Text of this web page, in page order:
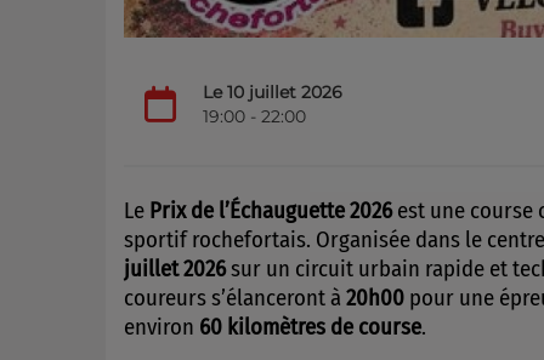
Le 10 juillet 2026
19:00 - 22:00
Le Prix de l’Échauguette 2026est une course
sportif rochefortais. Organisée dans le
juillet 2026sur un circuit urbain rapide et
coureurs s’élanceront à 20h00 pour une
environ 60 kilomètres de course.